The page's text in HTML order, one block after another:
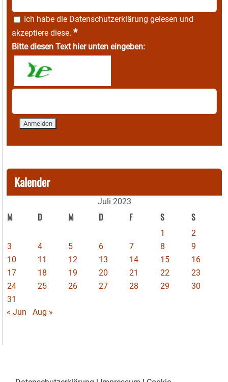
Ich habe die Datenschutzerklärung gelesen und
akzeptiere diese. *
Bitte diesen Text hier unten eingeben:
Kalender
Juli 2023
M D M D F S S
1
2
3
4 5 6 7 8
9
10
11 12 13 14 15
16
17
18 19 20 21 22
23
24
25 26 27 28 29
30
31
« Jun
Aug »